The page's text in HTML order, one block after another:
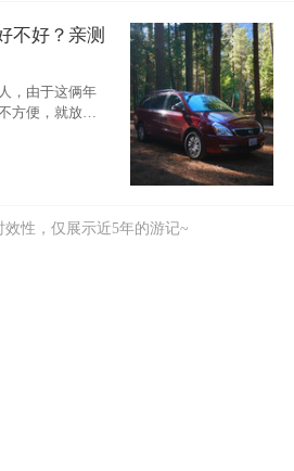
不好？亲测
，由于这俩年
方便，就放弃
效性，仅展示近5年的游记~